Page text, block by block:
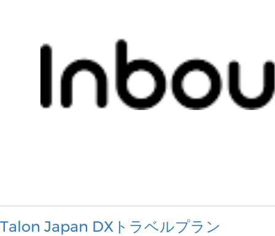
Talon Japan DXトラベルプラン